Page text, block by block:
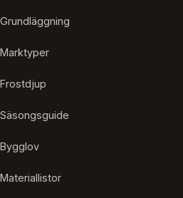
Grundläggning
Marktyper
Frostdjup
Säsongsguide
Bygglov
Materiallistor